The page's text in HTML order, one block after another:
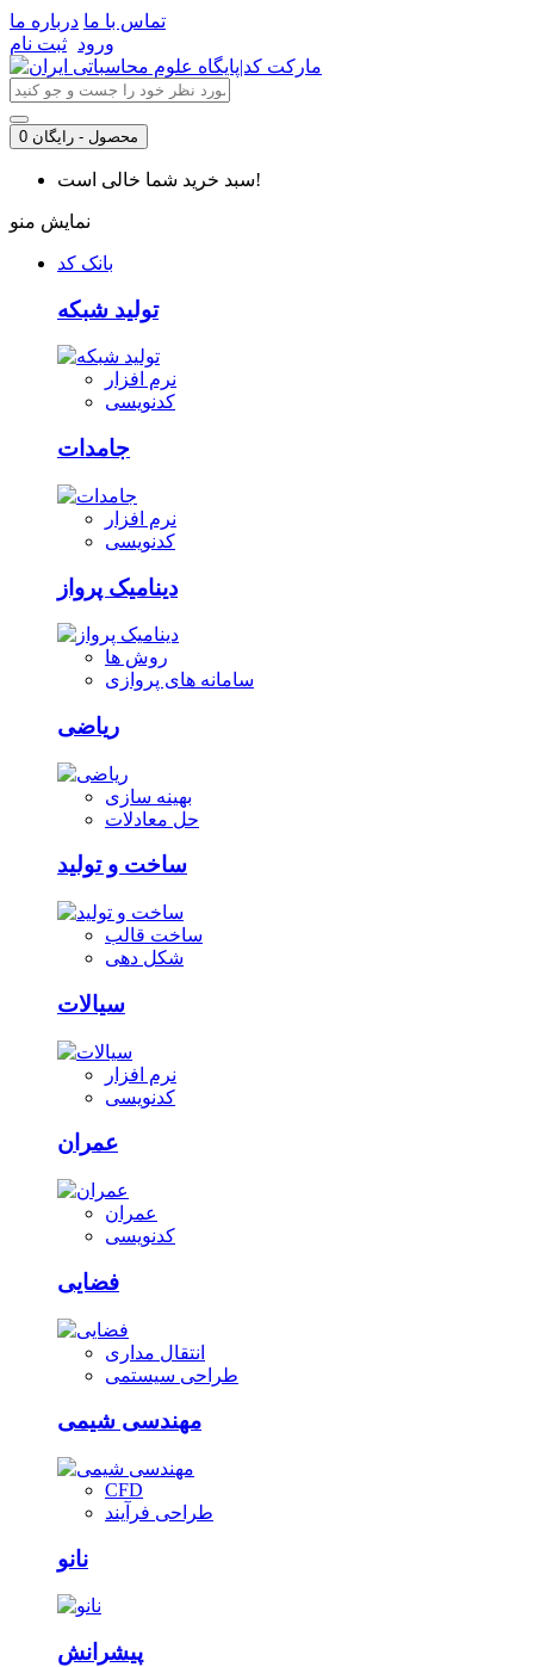
تماس با ما درباره ما
ورود ثبت نام
0 محصول - رایگان
سبد خرید شما خالی است!
نمایش منو
بانک کد
تولید شبکه
نرم افزار
کدنویسی
جامدات
نرم افزار
کدنویسی
دینامیک پرواز
روش ها
سامانه های پروازی
ریاضی
بهینه سازی
حل معادلات
ساخت و تولید
ساخت قالب
شکل دهی
سیالات
نرم افزار
کدنویسی
عمران
عمران
کدنویسی
فضایی
انتقال مداری
طراحی سیستمی
مهندسی شیمی
CFD
طراحی فرآیند
نانو
پیشرانش